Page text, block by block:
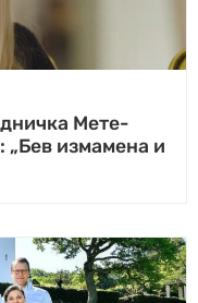
Мете-
„Бев измамена и